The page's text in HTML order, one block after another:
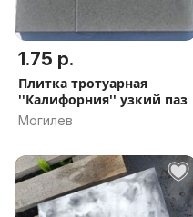
1.75 р.
Плитка тротуарная
''Калифорния'' узкий паз
Могилев